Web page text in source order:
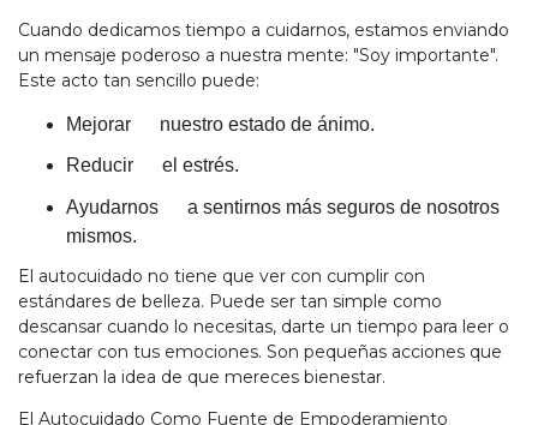
Cuando dedicamos tiempo a cuidarnos, estamos enviando
un mensaje poderoso a nuestra mente: "Soy importante".
Este acto tan sencillo puede:
Mejorar nuestro estado de ánimo.
Reducir el estrés.
Ayudarnos a sentirnos más seguros de nosotros
mismos.
El autocuidado no tiene que ver con cumplir con
estándares de belleza. Puede ser tan simple como
descansar cuando lo necesitas, darte un tiempo para leer o
conectar con tus emociones. Son pequeñas acciones que
refuerzan la idea de que mereces bienestar.
El Autocuidado Como Fuente de Empoderamiento